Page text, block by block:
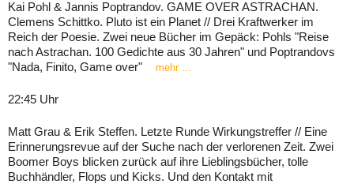
Kai Pohl & Jannis Poptrandov. GAME OVER ASTRACHAN.
Clemens Schittko. Pluto ist ein Planet // Drei Kraftwerker im
Reich der Poesie. Zwei neue Bücher im Gepäck: Pohls "Reise
nach Astrachan. 100 Gedichte aus 30 Jahren" und Poptrandovs
"Nada, Finito, Game over"
mehr …
22:45 Uhr
Matt Grau & Erik Steffen. Letzte Runde Wirkungstreffer // Eine
Erinnerungsrevue auf der Suche nach der verlorenen Zeit. Zwei
Boomer Boys blicken zurück auf ihre Lieblingsbücher, tolle
Buchhändler, Flops und Kicks. Und den Kontakt mit